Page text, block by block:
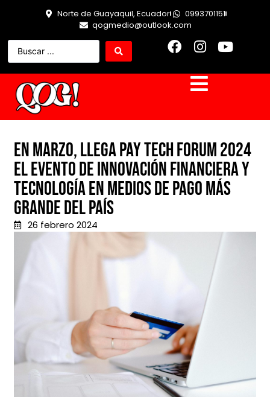
Norte de Guayaquil, Ecuador
0993701151
qogmedio@outlook.com
En marzo, llega Pay Tech Forum 2024
el evento de innovación financiera y
tecnología en medios de pago más
grande del país
26 febrero 2024